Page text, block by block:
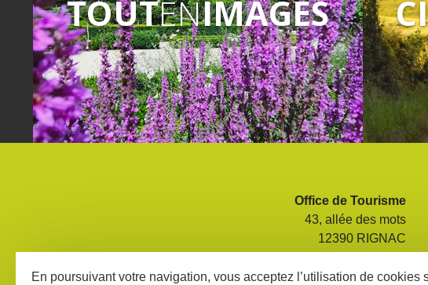
TOUTENIMAGES
Office de Tourisme
43, allée des mots
12390 RIGNAC
Tél. 05 65 80 26 04
En poursuivant votre navigation, vous acceptez l’utilisation de